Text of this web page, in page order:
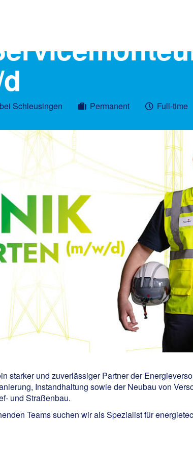
Schleusingen Permanent Full-time
starker und zuverlässiger Partner der
Instandhaltung sowie der Neubau von
und Straßenbau.
Teams suchen wir als Spezialist für